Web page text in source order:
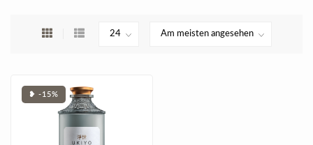
❥ -15%